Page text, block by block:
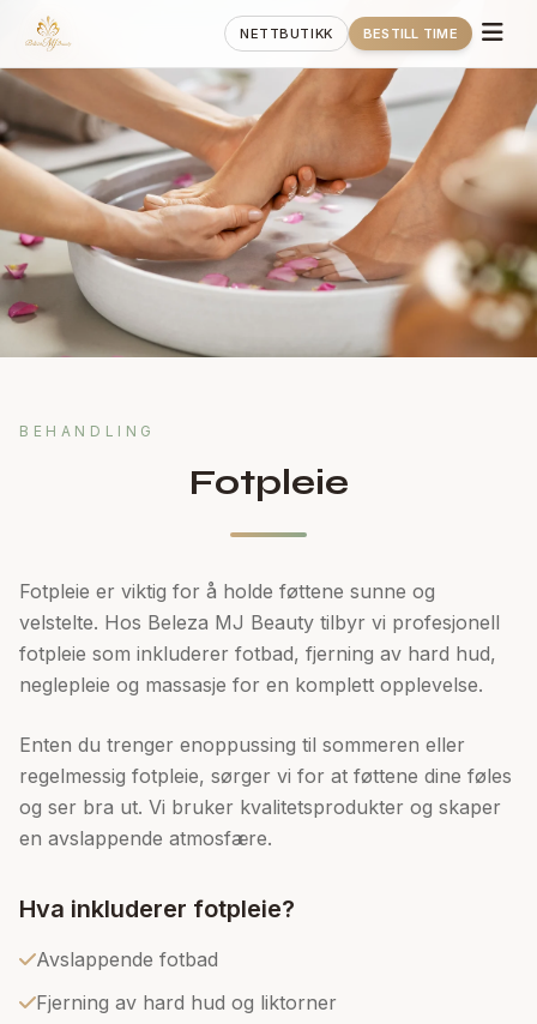
NETTBUTIKK BESTILL TIME
BEHANDLING
Fotpleie
Fotpleie er viktig for å holde føttene sunne og
velstelte. Hos Beleza MJ Beauty tilbyr vi profesjonell
fotpleie som inkluderer fotbad, fjerning av hard hud,
neglepleie og massasje for en komplett opplevelse.
Enten du trenger enoppussing til sommeren eller
regelmessig fotpleie, sørger vi for at føttene dine føles
og ser bra ut. Vi bruker kvalitetsprodukter og skaper
en avslappende atmosfære.
Hva inkluderer fotpleie?
Avslappende fotbad
Fjerning av hard hud og liktorner